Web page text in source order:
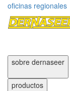
oficinas regionales
sobre dernaseer
productos